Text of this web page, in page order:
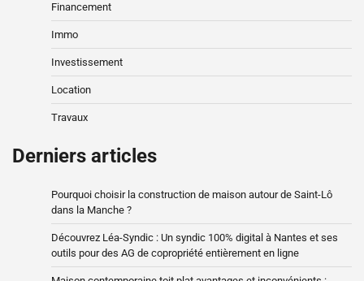
Financement
Immo
Investissement
Location
Travaux
Derniers articles
Pourquoi choisir la construction de maison autour de Saint-Lô
dans la Manche ?
Découvrez Léa-Syndic : Un syndic 100% digital à Nantes et ses
outils pour des AG de copropriété entièrement en ligne